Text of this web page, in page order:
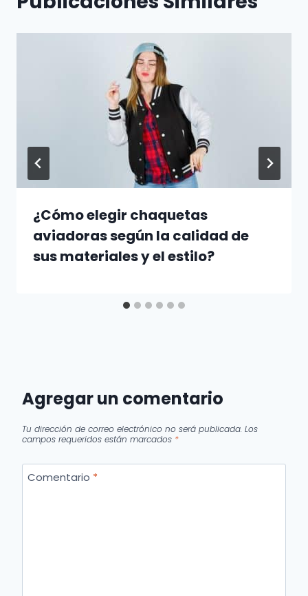
¿Cómo elegir chaquetas
aviadoras según la calidad de
sus materiales y el estilo?
Agregar un comentario
Tu dirección de correo electrónico no será publicada. Los
campos requeridos están marcados *
Comentario *